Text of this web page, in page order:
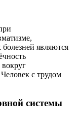
болезней являются
с трудом
системы